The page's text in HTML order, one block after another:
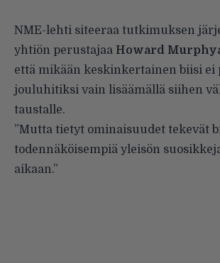
NME-lehti siteeraa tutkimuksen
yhtiön perustajaa Howard
että mikään keskinkertainen biisi ei
jouluhitiksi vain lisäämällä siihen
taustalle.
”Mutta tietyt ominaisuudet tekevät
todennäköisempiä yleisön
aikaan.”